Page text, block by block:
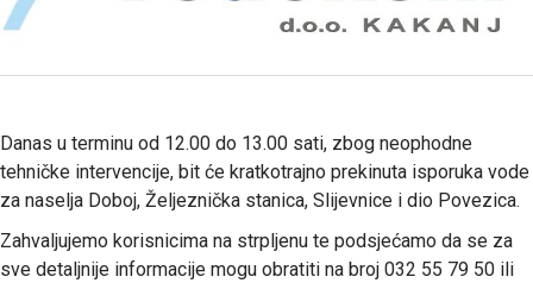
Danas u terminu od 12.00 do 13.00 sati, zbog neophodne
tehničke intervencije, bit će kratkotrajno prekinuta isporuka vode
za naselja Doboj, Željeznička stanica, Slijevnice i dio Povezica.
Zahvaljujemo korisnicima na strpljenu te podsjećamo da se za
sve detaljnije informacije mogu obratiti na broj 032 55 79 50 ili